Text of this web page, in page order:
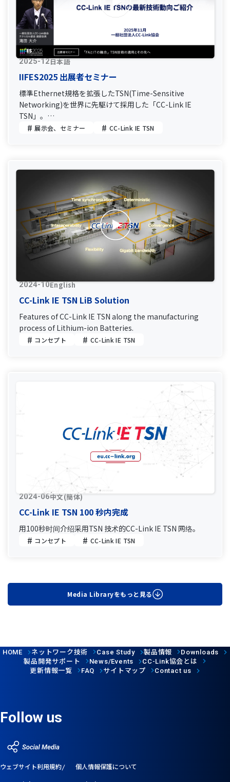
・IOWNの概要と紹介
https://www.cc-
link.org/files/iown_overview_introduction.pdf
・CC-Link IE TSN×IOWNのメインデモ機概要
https://www.cc-link.org/files/cc-
linkietsn_iown_maindemo_overview.pdf
・CC-Link IE TSN×IOWNの未来予想図
linkietsn_iown_futurevision.pdf
2025-12日本語
IIFES2025 出展者セミナー
標準Ethernet規格を拡張したTSN(Time-Sensitive
Networking)を世界に先駆けて採用した「CC-Link IE
TSN」。
無線技術の活用やセキュリティ環境の構築と、CC-Link IE
展示会、セミナー CC-Link IE TSN
2024-10English
CC-Link IE TSN LiB Solution
Features of CC-Link IE TSN along the manufacturing
process of Lithium-ion Batteries.
コンセプト CC-Link IE TSN
2024-06中文(簡体)
CC-Link IE TSN 100 秒内完成
用100秒时间介绍采用TSN 技术的CC-Link IE TSN 网络。
コンセプト CC-Link IE TSN
Media Libraryをもっと見る
HOME ネットワーク技術 Case Study 製品情報 Downloads
製品開発サポート News/Events CC-Link協会とは
更新情報一覧
FAQ サイトマップ Contact us
Follow us
ウェブサイト利用規約 個人情報保護について